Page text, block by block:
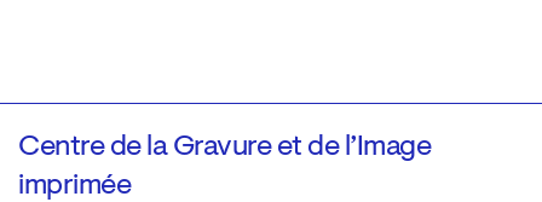
Centre de la Gravure et de l’Image
imprimée